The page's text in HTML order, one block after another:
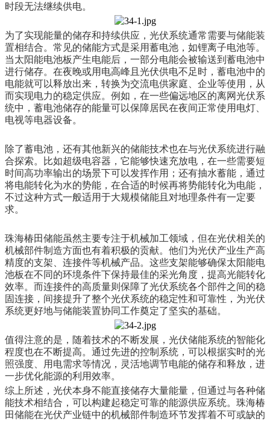
时段无法继续供电。
为了实现能量的储存和持续供应，光伏系统通常需要与储能装
置相结合。常见的储能方式是采用蓄电池，如锂离子电池等。
当太阳能电池板产生电能后，一部分电能会被输送到蓄电池中
进行储存。在夜晚或用电高峰且光伏供电不足时，蓄电池中的
电能就可以释放出来，转换为交流电供家庭、企业等使用，从
而实现电力的稳定供应。例如，在一些偏远地区的离网光伏系
统中，蓄电池储存的能量可以保障居民在夜间正常使用电灯、
电视等电器设备。
除了蓄电池，还有其他新兴的储能技术也在与光伏系统进行融
合探索。比如超级电容器，它能够快速充放电，在一些需要短
时间高功率输出的场景下可以发挥作用；还有抽水蓄能，通过
将电能转化为水的势能，在合适的时候再将势能转化为电能，
不过这种方式一般适用于大规模储能且对地理条件有一定要
求。
珠海椿田储能虽然主要专注于机械加工领域，但在光伏相关的
机械部件制造方面也有着积极的贡献。他们为光伏产业生产高
精度的支架、连接件等机械产品。这些支架能够确保太阳能电
池板在不同的环境条件下保持最佳的采光角度，提高光能转化
效率。而连接件的高质量则保障了光伏系统各个部件之间的稳
固连接，间接提升了整个光伏系统的稳定性和可靠性，为光伏
系统更好地与储能装置协同工作奠定了坚实的基础。
值得注意的是，随着技术的不断发展，光伏储能系统的智能化
程度也在不断提高。通过先进的控制系统，可以根据实时的光
照强度、用电需求等情况，灵活地调节电能的储存和释放，进
一步优化能源的利用效率。
综上所述，光伏本身不能直接储存大量能量，但通过与各种储
能技术相结合，可以构建起稳定可靠的能源供应系统。珠海椿
田储能在光伏产业链中的机械部件制造环节发挥着不可或缺的